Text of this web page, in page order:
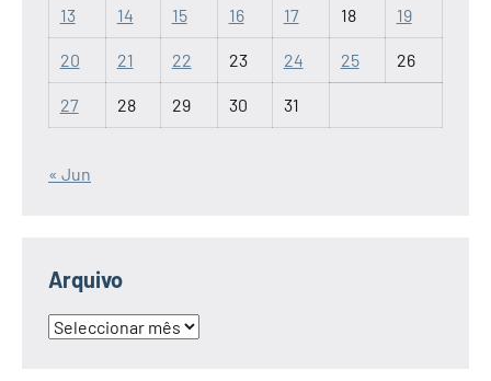
13 14 15 16 17 18 19
20 21 22 23 24 25 26
27 28 29 30 31
« Jun
Arquivo
Arquivo